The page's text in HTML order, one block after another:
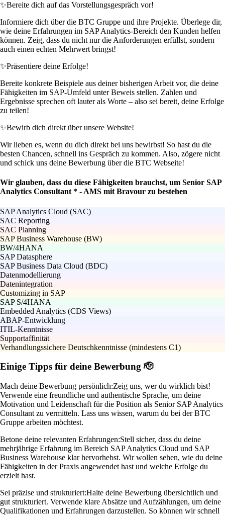
✨Bereite dich auf das Vorstellungsgespräch vor!
Informiere dich über die BTC Gruppe und ihre Projekte. Überlege dir,
wie deine Erfahrungen im SAP Analytics-Bereich den Kunden helfen
können. Zeig, dass du nicht nur die Anforderungen erfüllst, sondern
auch einen echten Mehrwert bringst!
✨Präsentiere deine Erfolge!
Bereite konkrete Beispiele aus deiner bisherigen Arbeit vor, die deine
Fähigkeiten im SAP-Umfeld unter Beweis stellen. Zahlen und
Ergebnisse sprechen oft lauter als Worte – also sei bereit, deine Erfolge
zu teilen!
✨Bewirb dich direkt über unsere Website!
Wir lieben es, wenn du dich direkt bei uns bewirbst! So hast du die
besten Chancen, schnell ins Gespräch zu kommen. Also, zögere nicht
und schick uns deine Bewerbung über die BTC Webseite!
Wir glauben, dass du diese Fähigkeiten brauchst, um Senior SAP
Analytics Consultant * - AMS mit Bravour zu bestehen
SAP Analytics Cloud (SAC)
SAC Reporting
SAC Planning
SAP Business Warehouse (BW)
BW/4HANA
SAP Datasphere
SAP Business Data Cloud (BDC)
Datenmodellierung
Datenintegration
Customizing in SAP
SAP S/4HANA
Embedded Analytics (CDS Views)
ABAP-Entwicklung
ITIL-Kenntnisse
Supportaffinität
Verhandlungssichere Deutschkenntnisse (mindestens C1)
Einige Tipps für deine Bewerbung 🫡
Mach deine Bewerbung persönlich:Zeig uns, wer du wirklich bist!
Verwende eine freundliche und authentische Sprache, um deine
Motivation und Leidenschaft für die Position als Senior SAP Analytics
Consultant zu vermitteln. Lass uns wissen, warum du bei der BTC
Gruppe arbeiten möchtest.
Betone deine relevanten Erfahrungen:Stell sicher, dass du deine
mehrjährige Erfahrung im Bereich SAP Analytics Cloud und SAP
Business Warehouse klar hervorhebst. Wir wollen sehen, wie du deine
Fähigkeiten in der Praxis angewendet hast und welche Erfolge du
erzielt hast.
Sei präzise und strukturiert:Halte deine Bewerbung übersichtlich und
gut strukturiert. Verwende klare Absätze und Aufzählungen, um deine
Qualifikationen und Erfahrungen darzustellen. So können wir schnell